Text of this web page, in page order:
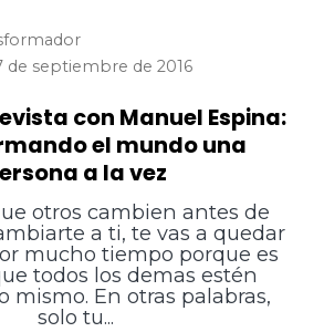
de septiembre de 2016
con Manuel Espina:
el mundo una
a la vez
otros cambien antes de
a ti, te vas a quedar
mucho tiempo porque es
todos los demas estén
mismo. En otras palabras,
solo tu...